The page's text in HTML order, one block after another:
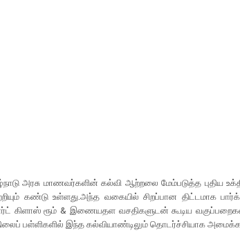
அரசு மாணவர்களின் கல்வி ஆற்றலை மேம்படுத்த புதிய
கண்டு உள்ளது.அந்த வகையில் சிறப்பான திட்டமாக
கிளாஸ் ரூம் & இணையதள வசதிகளுடன் கூடிய
பள்ளிகளில் இந்த கல்வியாண்டிலும் தொடர்ச்சியாக